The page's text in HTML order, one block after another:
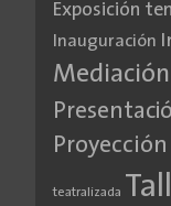
Exposición
Inauguración
Proyección
teatralizada